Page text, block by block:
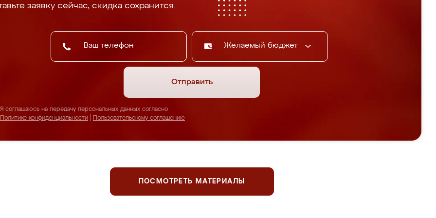
заявку сейчас, скидка сохранится.
Желаемый бюджет
Отправить
Я соглашаюсь на передачу персональных данных согласно
Политике конфиденциальности
Пользовательскому соглашению
ПОСМОТРЕТЬ МАТЕРИАЛЫ